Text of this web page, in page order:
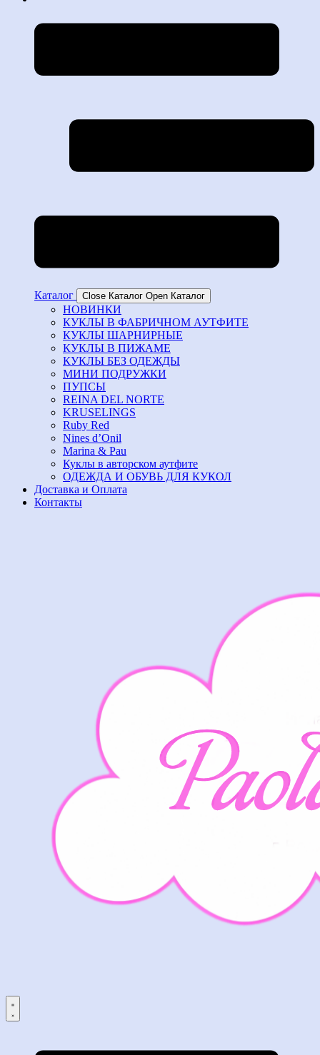
Каталог Close Каталог Open Каталог
НОВИНКИ
КУКЛЫ В ФАБРИЧНОМ АУТФИТЕ
КУКЛЫ ШАРНИРНЫЕ
КУКЛЫ В ПИЖАМЕ
КУКЛЫ БЕЗ ОДЕЖДЫ
МИНИ ПОДРУЖКИ
ПУПСЫ
REINA DEL NORTE
KRUSELINGS
Ruby Red
Nines d’Onil
Marina & Pau
Куклы в авторском аутфите
ОДЕЖДА И ОБУВЬ ДЛЯ КУКОЛ
Доставка и Оплата
Контакты